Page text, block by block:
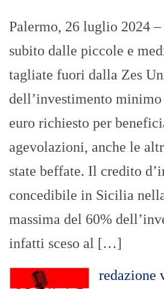
Palermo, 26 luglio 2024
subito dalle piccole e
tagliate fuori dalla Zes
dell’investimento
euro richiesto per
agevolazioni, anche le
state beffate. Il credito
concedibile in Sicilia
massima del 60%
infatti sceso al […]
redazione